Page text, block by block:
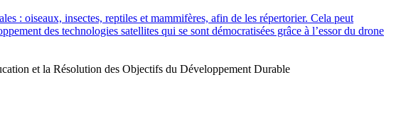
: oiseaux, insectes, reptiles et mammifères, afin de les répertorier. Cela peut
des technologies satellites qui se sont démocratisées grâce à l’essor du drone
et la Résolution des Objectifs du Développement Durable